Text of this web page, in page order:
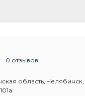
0 отзывов
область,